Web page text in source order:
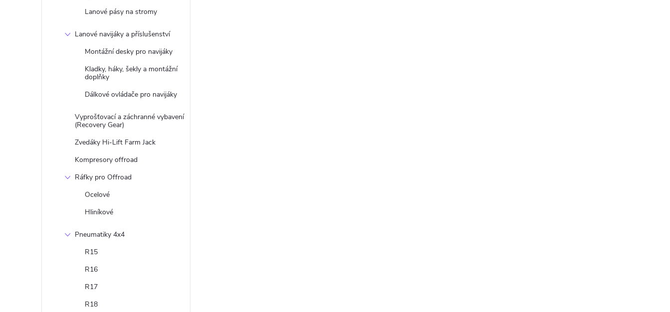
Lanové pásy na stromy
Lanové navijáky a příslušenství
Montážní desky pro navijáky
Kladky, háky, šekly a montážní
doplňky
Dálkové ovládače pro navijáky
Vyprošťovací a záchranné vybavení
(Recovery Gear)
Zvedáky Hi-Lift Farm Jack
Kompresory offroad
Ráfky pro Offroad
Ocelové
Hliníkové
Pneumatiky 4x4
R15
R16
R17
R18